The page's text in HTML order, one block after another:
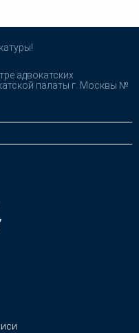
адвокатских
палаты г. Москвы №